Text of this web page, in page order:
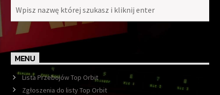
MENU
Lista Przebojów Top Orbit
Zgłoszenia do listy Top Orbit